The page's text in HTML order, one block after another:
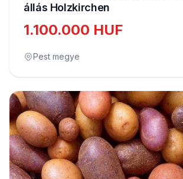
állás Holzkirchen
1.100.000 HUF
Pest megye